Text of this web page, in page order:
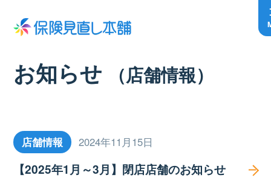
お知らせ （店舗情報）
店舗情報 2024年11月15日
【2025年1月～3月】閉店店舗のお知らせ